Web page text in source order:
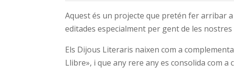
Aquest és un projecte que pretén fer arribar
editades especialment per gent de les nostres
Els Dijous Literaris naixen com a
Llibre», i que any rere any es consolida com